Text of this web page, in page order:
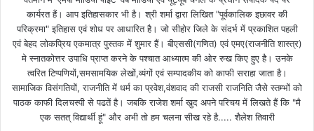
कार्यरत हैं। आप इतिहासकार भी है। श्री शर्मा द्वारा लिखित "पूर्वकालिक इछावर की
परिक्रमा" इतिहास एवं शोध पर आधारित है। जो सीहोर जिले के संदर्भ में प्रकाशित पहली
एवं बेहद लोकप्रिय एकमात्र पुस्तक में शुमार हैं। बीएससी(गणित) एवं एमए(राजनीति शास्त्र)
मे स्नातकोत्तर उपाधि प्राप्त करने के पश्चात आध्यात्म की ओर रुख किए हुए है। उनके
त्वरित टिप्पणियों,समसामयिक लेखों,व्यंगों एवं सम्पादकीय को काफी सराहा जाता है।
सामाजिक विसंगतियों, राजनीति में धर्म का प्रवेश,वंशवाद की राजसी राजनिति जैसे स्तम्भों को
पाठक काफी दिलचस्पी से पढतें है। जबकि राजेश शर्मा खुद अपने परिचय में लिखते हैं कि "मै
एक सतत् विद्यार्थी हूं" और अभी तो हम चलना सीख रहे है..... शैलेश तिवारी